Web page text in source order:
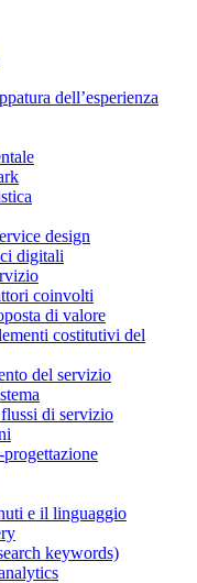
dell’esperienza
design
digitali
coinvolti
di valore
costitutivi del
del servizio
di servizio
e il linguaggio
keywords)